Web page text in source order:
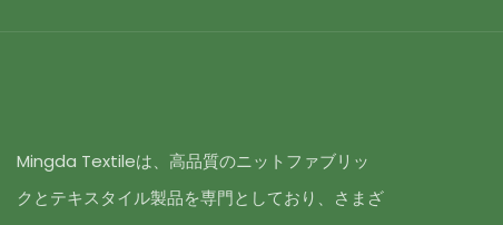
Mingda Textileは、高品質のニットファブリッ
クとテキスタイル製品を専門としており、さまざ